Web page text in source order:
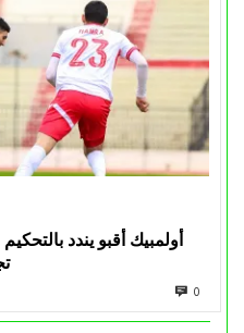
أولمبيك أقبو يندد
0